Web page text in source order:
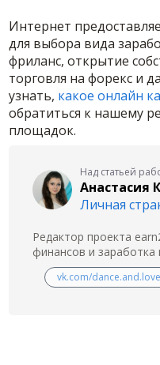
Интернет
для выбора вида
фриланс, открытие
торговля на форекс и
узнать, какое онлайн
обратиться к нашему
площадок.
Над статьей
Анастасия
Личная
Редактор проекта
финансов и заработка
vk.com/dance.and.love